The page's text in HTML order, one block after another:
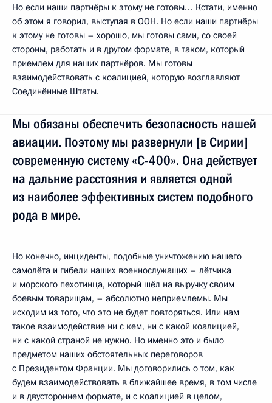
Но если наши партнёры к этому не готовы… Кстати, именно
об этом я говорил, выступая в ООН. Но если наши партнёры
к этому не готовы – хорошо, мы готовы сами, со своей
стороны, работать и в другом формате, в таком, который
приемлем для наших партнёров. Мы готовы
взаимодействовать с коалицией, которую возглавляют
Соединённые Штаты.
Мы обязаны обеспечить безопасность нашей
авиации. Поэтому мы развернули [в Сирии]
современную систему «С-400». Она действует
на дальние расстояния и является одной
из наиболее эффективных систем подобного
рода в мире.
Но конечно, инциденты, подобные уничтожению нашего
самолёта и гибели наших военнослужащих – лётчика
и морского пехотинца, который шёл на выручку своим
боевым товарищам, – абсолютно неприемлемы. Мы
исходим из того, что это не будет повторяться. Или нам
такое взаимодействие ни с кем, ни с какой коалицией,
ни с какой страной не нужно. Но именно это и было
предметом наших обстоятельных переговоров
с Президентом Франции. Мы договорились о том, как
будем взаимодействовать в ближайшее время, в том числе
и в двустороннем формате, и с коалицией в целом,